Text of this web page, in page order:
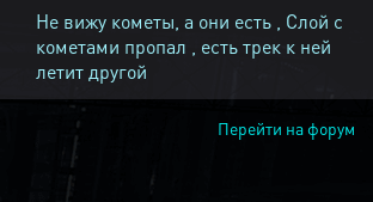
Не вижу кометы, а они есть , Слой с
кометами пропал , есть трек к ней
летит другой
Перейти на форум